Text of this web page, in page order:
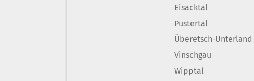
Eisacktal
Pustertal
Überetsch-Unterland
Vinschgau
Wipptal